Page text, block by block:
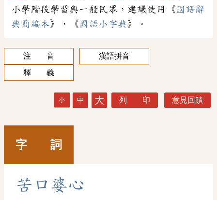
小學階段學習與一般民眾，建議使用《 國語辭
典簡編本》、《 國語小字典》。
注 音
漢語拼音
釋 義
小 中 大 列 印 意見回饋
字 詞
苦 口 婆心